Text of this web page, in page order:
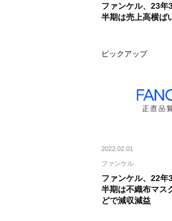
ファンケル、23年
半期は売上高横ば
ピックアップ
2022.02.01
ファンケル
ファンケル、22年
半期は不織布マス
どで減収減益